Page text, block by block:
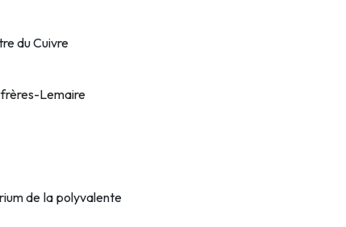
du Cuivre
Lemaire
de la polyvalente